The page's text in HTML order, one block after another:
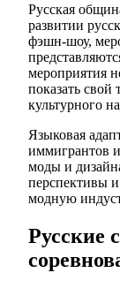
Русская
развитии
фэшн-шоу,
мероприятия
показать свой
культурного
Языковая
иммигрантов
моды и
перспективы
модную
Русские